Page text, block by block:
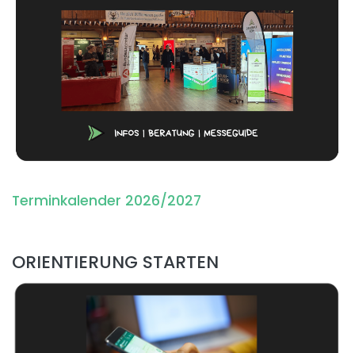
Terminkalender 2026/2027
ORIENTIERUNG STARTEN